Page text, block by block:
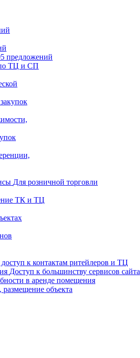
предложений
ТЦ и СП
Для розничной торговли
ТК и ТЦ
к контактам ритейлеров и ТЦ
Доступ к большинству сервисов сайта
в аренде помещения
объекта